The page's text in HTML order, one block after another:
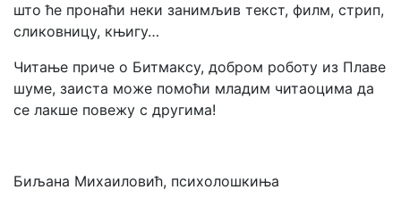
што ће пронаћи неки занимљив текст, филм, стрип,
сликовницу, књигу…
Читање приче о Битмаксу, добром роботу из Плаве
шуме, заиста може помоћи младим читаоцима да
се лакше повежу с другима!
Биљана Михаиловић, психолошкиња